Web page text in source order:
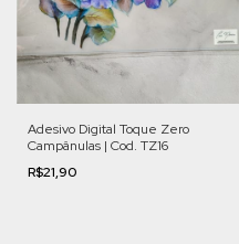
Adesivo Digital Toque Zero
Campânulas | Cod. TZ16
R$21,90